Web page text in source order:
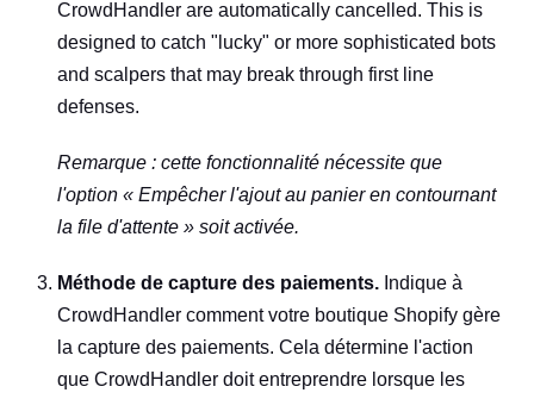
CrowdHandler are automatically cancelled. This is
designed to catch "lucky" or more sophisticated bots
and scalpers that may break through first line
defenses.
Remarque : cette fonctionnalité nécessite que
l'option « Empêcher l'ajout au panier en contournant
la file d'attente » soit activée.
Méthode de capture des paiements. Indique à
CrowdHandler comment votre boutique Shopify gère
la capture des paiements. Cela détermine l'action
que CrowdHandler doit entreprendre lorsque les